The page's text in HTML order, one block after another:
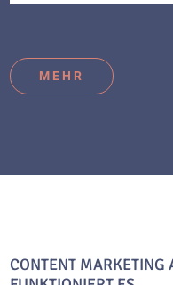
MEHR
CONTENT MARKETING